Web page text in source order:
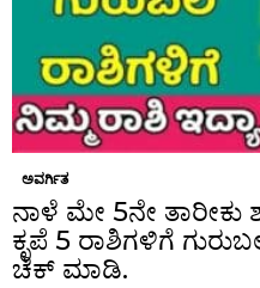
ಅವರ್ಗಿತ
ನಾಳೆ ಮೇ 5ನೇ ತಾರೀಕು
ಕೃಪೆ 5 ರಾಶಿಗಳಿಗೆ
ಚೆಕ್ ಮಾಡಿ.